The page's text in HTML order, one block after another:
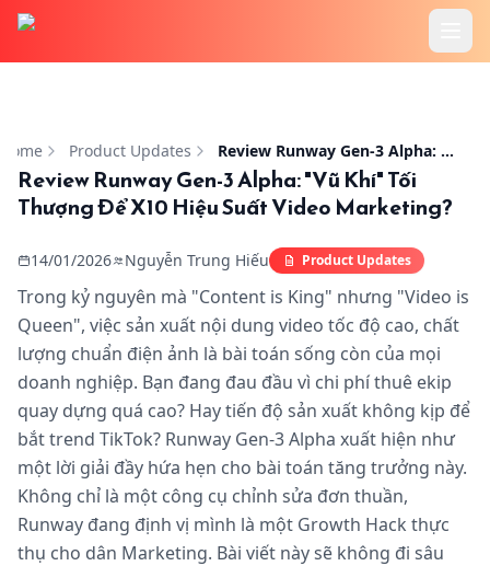
Tính Năng
Cookbook
Bảng Giá
Hướng Dẫn
Blog
Đăng Nhập
Home Product Updates Review Runway Gen-3 Alpha: "Vũ Khí" Tối Thượng Để X10 Hiệu Suất Video Marketing?
Review Runway Gen-3 Alpha: "Vũ Khí" Tối
Thượng Để X10 Hiệu Suất Video Marketing?
14/01/2026 Nguyễn Trung Hiếu Product Updates
Trong kỷ nguyên mà "Content is King" nhưng "Video is
Queen", việc sản xuất nội dung video tốc độ cao, chất
lượng chuẩn điện ảnh là bài toán sống còn của mọi
doanh nghiệp. Bạn đang đau đầu vì chi phí thuê ekip
quay dựng quá cao? Hay tiến độ sản xuất không kịp để
bắt trend TikTok? Runway Gen-3 Alpha xuất hiện như
một lời giải đầy hứa hẹn cho bài toán tăng trưởng này.
Không chỉ là một công cụ chỉnh sửa đơn thuần,
Runway đang định vị mình là một Growth Hack thực
thụ cho dân Marketing. Bài viết này sẽ không đi sâu